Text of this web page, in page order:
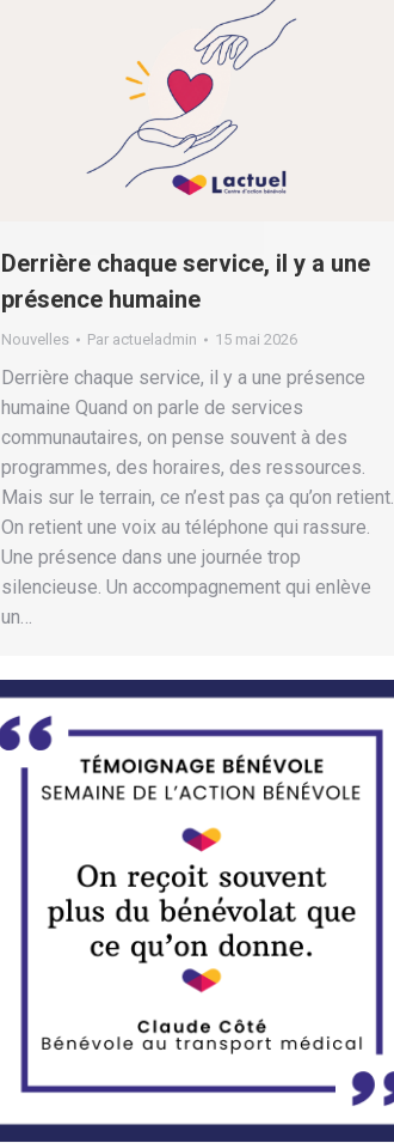
Derrière chaque service, il y a une
présence humaine
Nouvelles Par actueladmin 15 mai 2026
Derrière chaque service, il y a une présence
humaine Quand on parle de services
communautaires, on pense souvent à des
programmes, des horaires, des ressources.
Mais sur le terrain, ce n’est pas ça qu’on retient.
On retient une voix au téléphone qui rassure.
Une présence dans une journée trop
silencieuse. Un accompagnement qui enlève
un…